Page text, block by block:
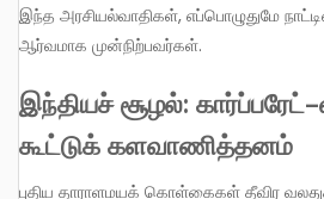
இந்த அரசியல்வாதிகள், எப்பொழுதுமே
ஆர்வமாக முன்நிற்பவர்கள்.
இந்தியச் சூழல்: கார்ப்பரேட்-
கூட்டுக் களவாணித்தனம்
புதிய தாராளமயக் கொள்கைகள் தீவிர வலதுசாரி மீட்சிக்கு உகந்த